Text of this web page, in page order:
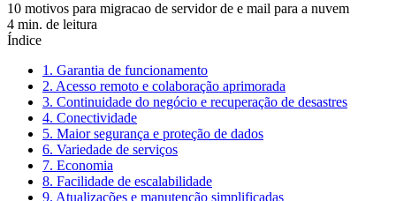
10 motivos para migracao de servidor de e mail para a nuvem
4 min. de leitura
Índice
1. Garantia de funcionamento
2. Acesso remoto e colaboração aprimorada
3. Continuidade do negócio e recuperação de desastres
4. Conectividade
5. Maior segurança e proteção de dados
6. Variedade de serviços
7. Economia
8. Facilidade de escalabilidade
9. Atualizações e manutenção simplificadas